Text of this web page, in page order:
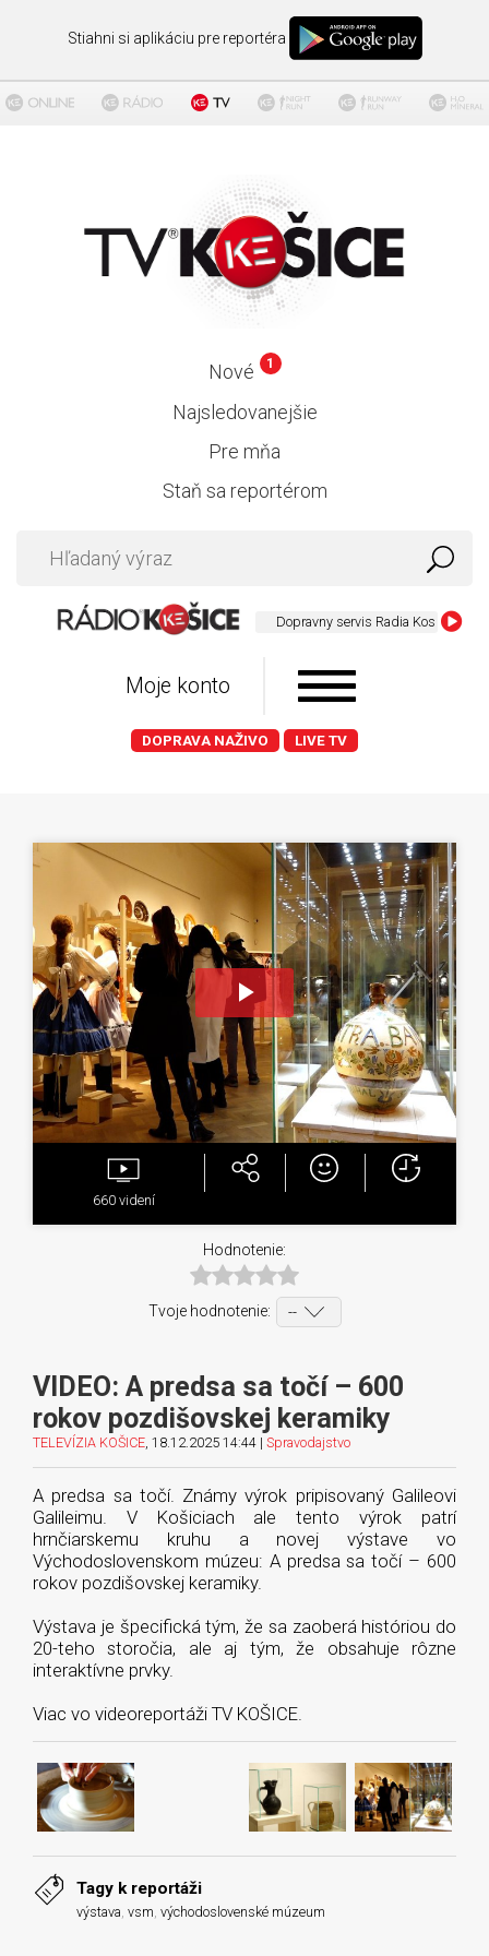
Stiahni si aplikáciu pre reportéra
Nové 1
Najsledovanejšie
Pre mňa
Staň sa reportérom
Dopravny servis Radia Kosice 055 729
Moje konto
DOPRAVA NAŽIVO LIVE TV
Play
Video
660videní
Hodnotenie:
Tvoje hodnotenie:
VIDEO: A predsa sa točí – 600
rokov pozdišovskej keramiky
TELEVÍZIA KOŠICE , 18.12.2025 14:44 | Spravodajstvo
A predsa sa točí. Známy výrok pripisovaný Galileovi
Galileimu. V Košiciach ale tento výrok patrí
hrnčiarskemu kruhu a novej výstave vo
Východoslovenskom múzeu: A predsa sa točí – 600
rokov pozdišovskej keramiky.
Výstava je špecifická tým, že sa zaoberá históriou do
20-teho storočia, ale aj tým, že obsahuje rôzne
interaktívne prvky.
Viac vo videoreportáži TV KOŠICE.
Tagy k reportáži
výstava vsm východoslovenské múzeum